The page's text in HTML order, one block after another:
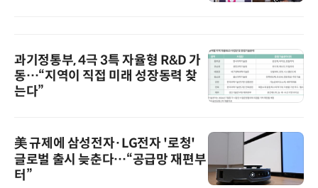
과기정통부, 4극 3특 자율형 R&D 가
동…“지역이 직접 미래 성장동력 찾
는다”
美 규제에 삼성전자·LG전자 '로청'
글로벌 출시 늦춘다…“공급망 재편부
터”